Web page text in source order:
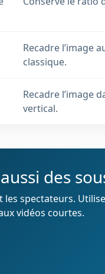
Recadre l’image
classique.
Recadre l’image
vertical.
des
spectateurs.
vidéos courtes.